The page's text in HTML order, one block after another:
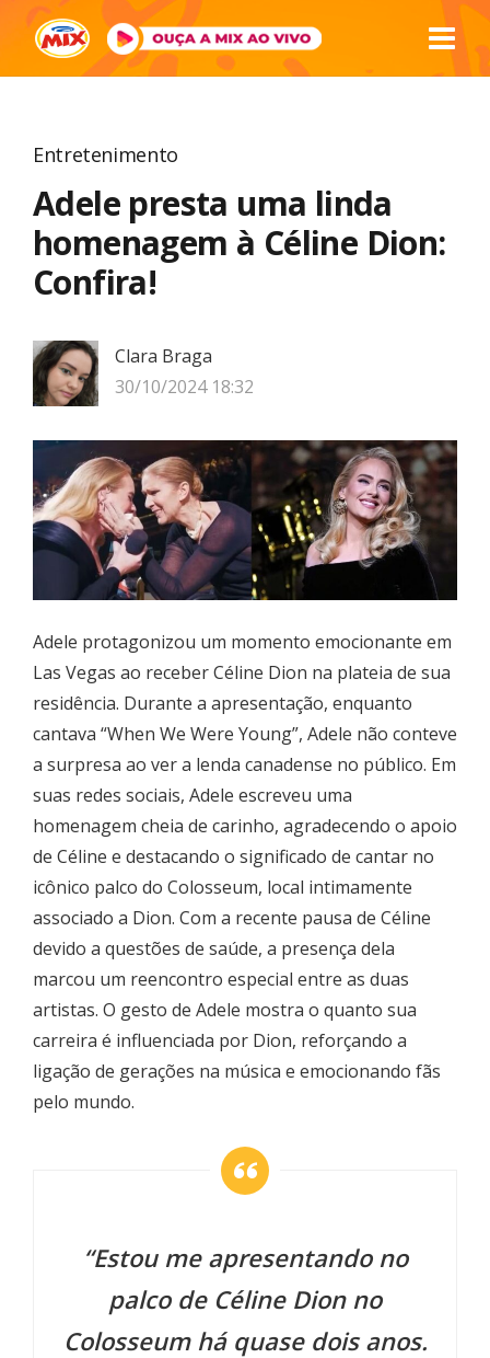
Entretenimento
Adele presta uma linda
homenagem à Céline Dion:
Confira!
Clara Braga
30/10/2024 18:32
Adele protagonizou um momento emocionante em
Las Vegas ao receber Céline Dion na plateia de sua
residência. Durante a apresentação, enquanto
cantava “When We Were Young”, Adele não conteve
a surpresa ao ver a lenda canadense no público. Em
suas redes sociais, Adele escreveu uma
homenagem cheia de carinho, agradecendo o apoio
de Céline e destacando o significado de cantar no
icônico palco do Colosseum, local intimamente
associado a Dion. Com a recente pausa de Céline
devido a questões de saúde, a presença dela
marcou um reencontro especial entre as duas
artistas. O gesto de Adele mostra o quanto sua
carreira é influenciada por Dion, reforçando a
ligação de gerações na música e emocionando fãs
pelo mundo.
“Estou me apresentando no
palco de Céline Dion no
Colosseum há quase dois anos.